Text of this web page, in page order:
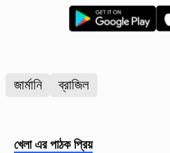
জার্মানি ব্রাজিল
খেলা এর পাঠক প্রিয়